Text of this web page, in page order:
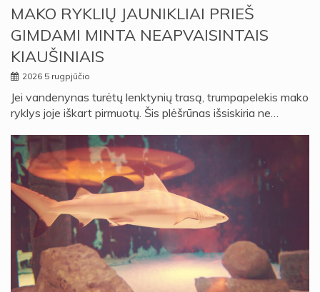
MAKO RYKLIŲ JAUNIKLIAI PRIEŠ
GIMDAMI MINTA NEAPVAISINTAIS
KIAUŠINIAIS
2026 5 rugpjūčio
Jei vandenynas turėtų lenktynių trasą, trumpapelekis mako
ryklys joje iškart pirmuotų. Šis plėšrūnas išsiskiria ne…